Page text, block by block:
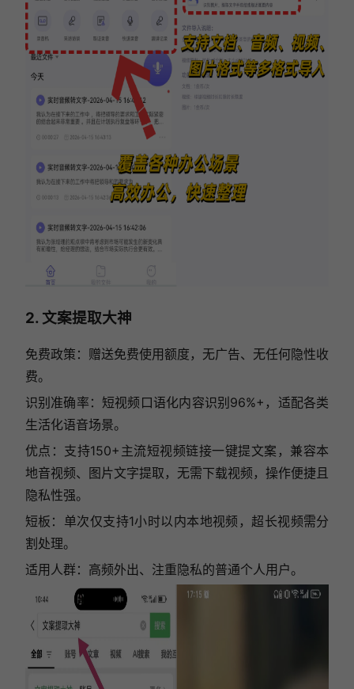
2. 文案提取大神
免费政策：赠送免费使用额度，无广告、无任何隐性收
费。
识别准确率：短视频口语化内容识别96%+，适配各类
生活化语音场景。
优点：支持150+主流短视频链接一键提文案，兼容本
地音视频、图片文字提取，无需下载视频，操作便捷且
隐私性强。
短板：单次仅支持1小时以内本地视频，超长视频需分
割处理。
适用人群：高频外出、注重隐私的普通个人用户。